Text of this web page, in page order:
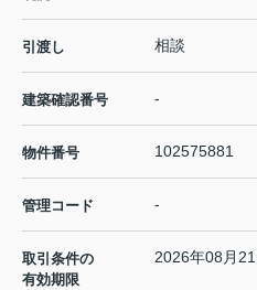
引渡し 相談
建築確認番号 -
物件番号 102575881
管理コード -
取引条件の
有効期限
2026年08月21